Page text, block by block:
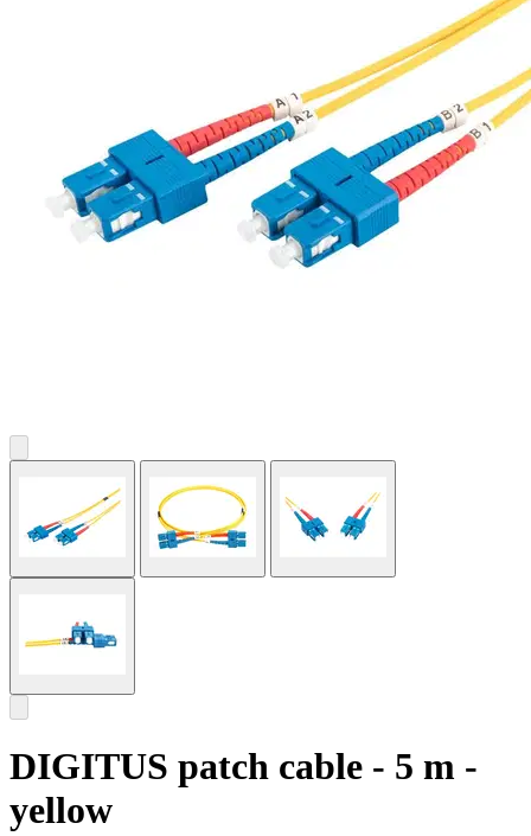
DIGITUS patch cable - 5 m -
yellow